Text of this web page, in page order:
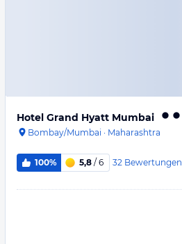
Hotel Grand Hyatt Mumbai
Bombay/Mumbai · Maharashtra
100% 5,8 / 6 32 Bewertungen